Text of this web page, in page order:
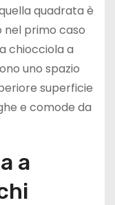
quadrata è
nel primo caso
chiocciola a
uno spazio
superficie
e comode da
a